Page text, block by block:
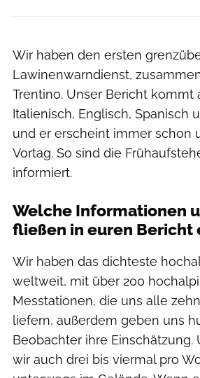
Wir haben den ersten
Lawinenwarndienst,
Trentino. Unser Bericht kommt
Italienisch, Englisch, Spanisch
und er erscheint immer schon
Vortag. So sind die
informiert.
Welche Informationen
fließen in euren Bericht
Wir haben das dichteste
weltweit, mit über 200
Messtationen, die uns alle
liefern, außerdem geben uns
Beobachter ihre Einschätzung.
wir auch drei bis viermal pro